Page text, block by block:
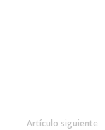
Artículo siguiente